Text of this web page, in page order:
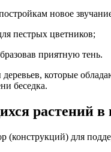
новое
пестрых цветников;
приятную тень.
которые
беседка.
растений в
(конструкций) для